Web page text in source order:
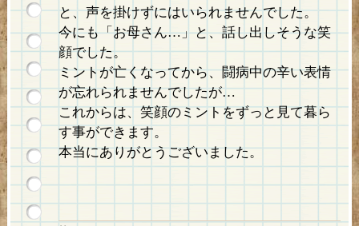
と、声を掛けずにはいられませんでした。
今にも「お母さん…」と、話し出しそうな笑
顔でした。
ミントが亡くなってから、闘病中の辛い表情
が忘れられませんでしたが…
これからは、笑顔のミントをずっと見て暮ら
す事ができます。
本当にありがとうございました。